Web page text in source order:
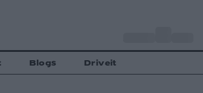
Blogs Driveit